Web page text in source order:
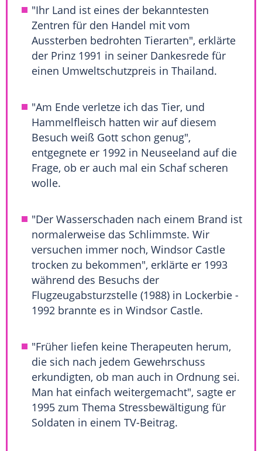
"Ihr Land ist eines der bekanntesten
Zentren für den Handel mit vom
Aussterben bedrohten Tierarten", erklärte
der Prinz 1991 in seiner Dankesrede für
einen Umweltschutzpreis in Thailand.
"Am Ende verletze ich das Tier, und
Hammelfleisch hatten wir auf diesem
Besuch weiß Gott schon genug",
entgegnete er 1992 in Neuseeland auf die
Frage, ob er auch mal ein Schaf scheren
wolle.
"DerWasserschaden nach einem Brand ist
normalerweise das Schlimmste. Wir
versuchen immer noch,Windsor Castle
trocken zu bekommen", erklärte er 1993
während des Besuchs der
Flugzeugabsturzstelle (1988) in Lockerbie -
1992 brannte es inWindsor Castle.
"Früher liefen keine Therapeuten herum,
die sich nach jedem Gewehrschuss
erkundigten, ob man auch in Ordnung sei.
Man hat einfach weitergemacht", sagte er
1995 zum Thema Stressbewältigung für
Soldaten in einem TV-Beitrag.